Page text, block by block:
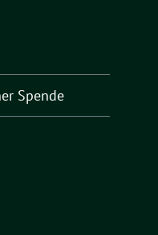
Spende